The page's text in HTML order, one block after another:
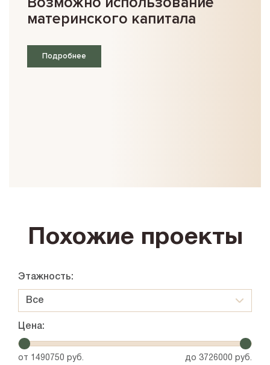
материнского капитала
Подробнее
Похожие проекты
Этажность:
Все
Цена:
от 1490750 руб. до 3726000 руб.